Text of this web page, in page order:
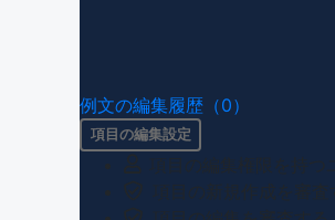
例文の編集履歴（0）
項目の編集設定